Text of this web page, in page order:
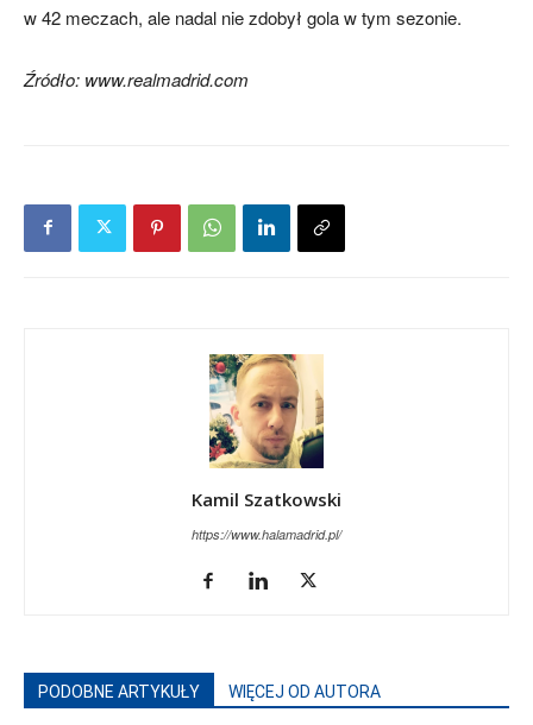
w 42 meczach, ale nadal nie zdobył gola w tym sezonie.
Źródło: www.realmadrid.com
Kamil Szatkowski
https://www.halamadrid.pl/
PODOBNE ARTYKUŁY WIĘCEJ OD AUTORA